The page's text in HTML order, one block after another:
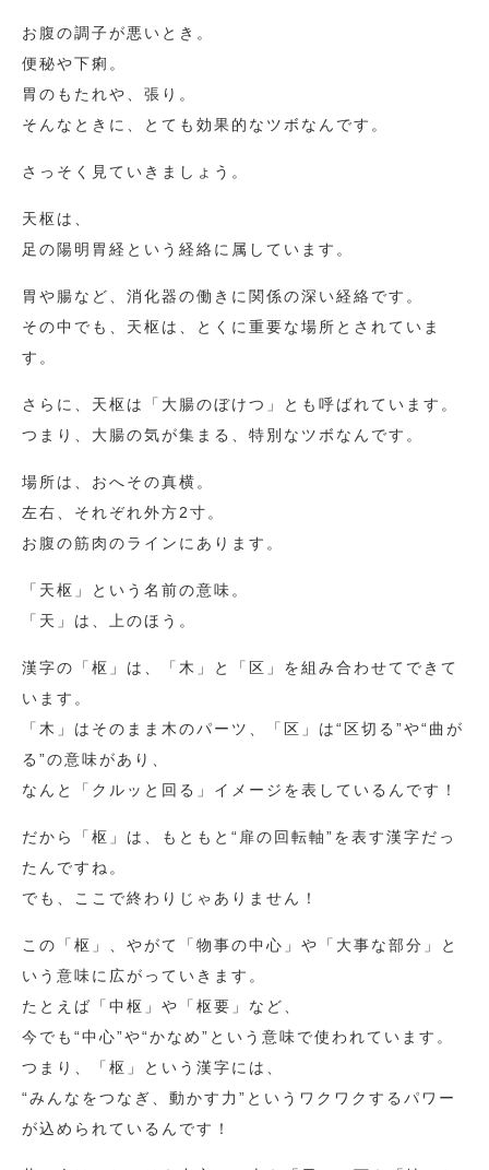
お腹の調子が悪いとき。
便秘や下痢。
胃のもたれや、張り。
そんなときに、とても効果的なツボなんです。
さっそく見ていきましょう。
天枢は、
足の陽明胃経という経絡に属しています。
胃や腸など、消化器の働きに関係の深い経絡です。
その中でも、天枢は、とくに重要な場所とされていま
す。
さらに、天枢は「大腸のぼけつ」とも呼ばれています。
つまり、大腸の気が集まる、特別なツボなんです。
場所は、おへその真横。
左右、それぞれ外方2寸。
お腹の筋肉のラインにあります。
「天枢」という名前の意味。
「天」は、上のほう。
漢字の「枢」は、「木」と「区」を組み合わせてできて
います。
「木」はそのまま木のパーツ、「区」は“区切る”や“曲が
る”の意味があり、
なんと「クルッと回る」イメージを表しているんです！
だから「枢」は、もともと“扉の回転軸”を表す漢字だっ
たんですね。
でも、ここで終わりじゃありません！
この「枢」、やがて「物事の中心」や「大事な部分」と
いう意味に広がっていきます。
たとえば「中枢」や「枢要」など、
今でも“中心”や“かなめ”という意味で使われています。
つまり、「枢」という漢字には、
“みんなをつなぎ、動かす力”というワクワクするパワー
が込められているんです！